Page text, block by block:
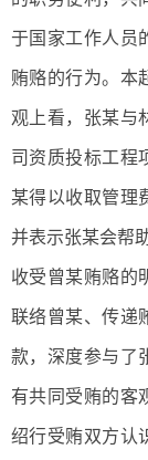
于国家工作人员
贿赂的行为。本
观上看，张某与
司资质投标工程
某得以收取管理
并表示张某会帮
收受曾某贿赂的
联络曾某、传递
款，深度参与了
有共同受贿的客
绍行受贿双方认